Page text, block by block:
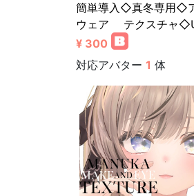
簡単導入◇真冬専用◇
ウェア テクスチャ
¥ 300
対応アバター 1 体